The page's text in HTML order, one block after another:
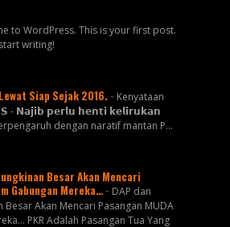
to WordPress. This is your first post.
writing!
Siap Sejak 2016. - Kenyataan
𝗡𝗮𝗷𝗶𝗯 𝗽𝗲𝗿𝗹𝘂 𝗵𝗲𝗻𝘁𝗶 𝗸𝗲𝗹𝗶𝗿𝘂𝗸𝗮𝗻
dengan naratif mantan P...
Besar Akan Mencari
Gabungan Mereka… - DAP dan
Besar Akan Mencari Pasangan MUDA
PKR Adalah Pasangan Tua Yang